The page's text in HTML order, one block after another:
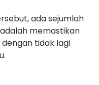
ada sejumlah
memastikan
tidak lagi